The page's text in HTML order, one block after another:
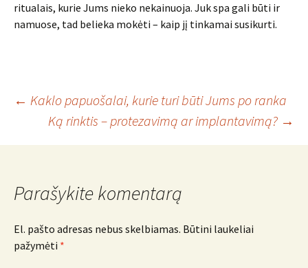
ritualais, kurie Jums nieko nekainuoja. Juk spa gali būti ir
namuose, tad belieka mokėti – kaip jį tinkamai susikurti.
Įrašo
navigacija
← Kaklo papuošalai, kurie turi būti Jums po ranka
Ką rinktis – protezavimą ar implantavimą? →
Parašykite komentarą
El. pašto adresas nebus skelbiamas. Būtini laukeliai
pažymėti *